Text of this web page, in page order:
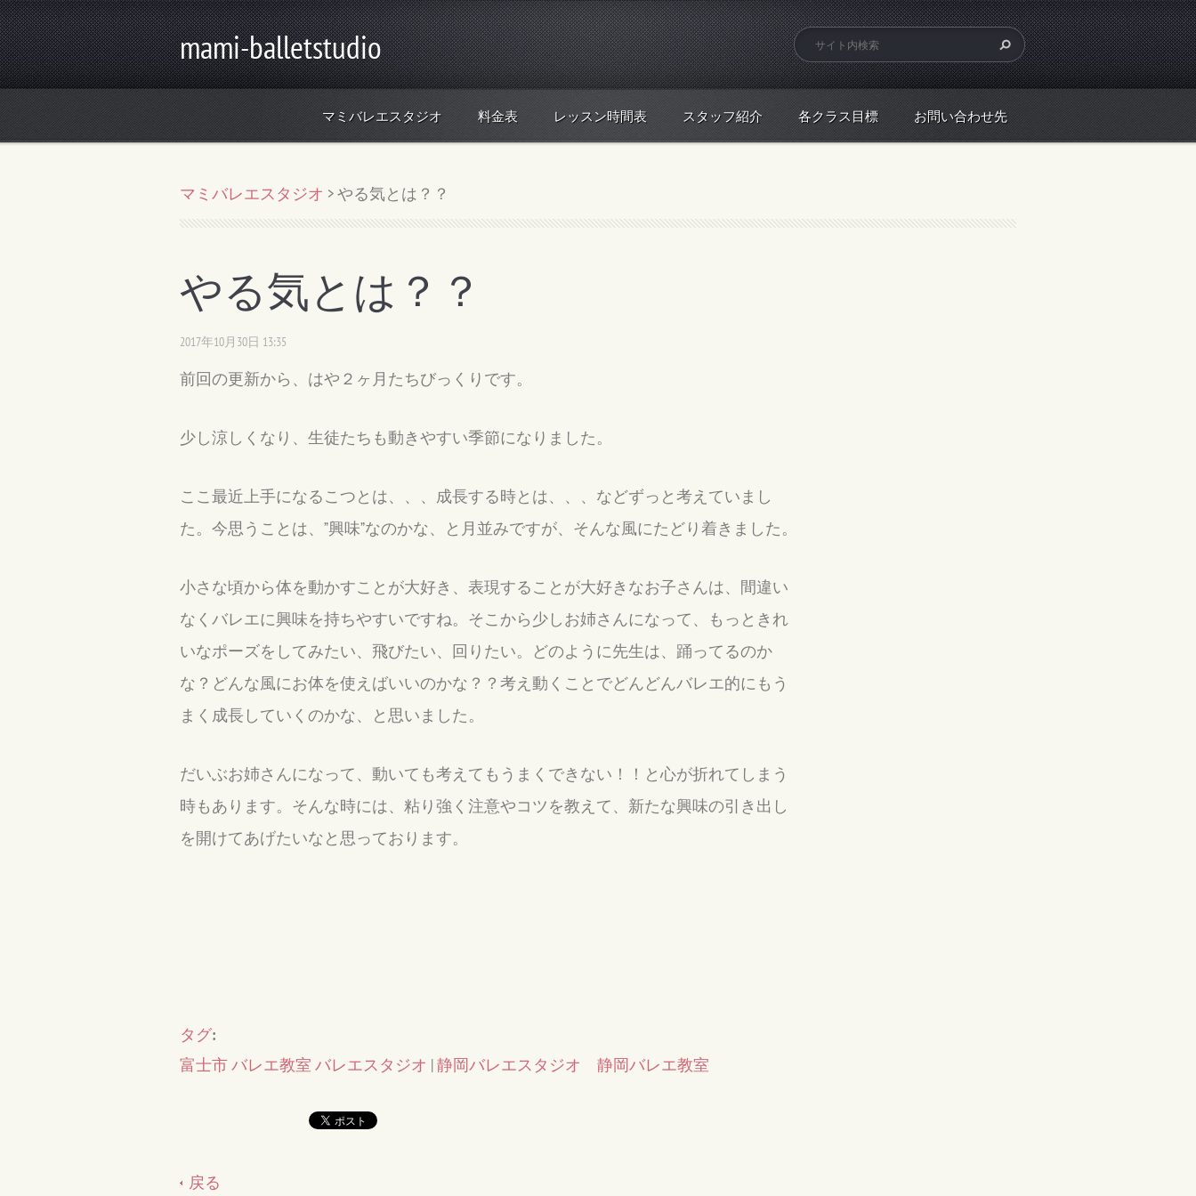
mami-balletstudio
マミバレエスタジオ 料金表 レッスン時間表 スタッフ紹介 各クラス目標 お問い合わせ先
マミバレエスタジオ >やる気とは？？
やる気とは？？
2017年10月30日 13:35
前回の更新から、はや２ヶ月たちびっくりです。
少し涼しくなり、生徒たちも動きやすい季節になりました。
ここ最近上手になるこつとは、、、成長する時とは、、、などずっと考えていまし
た。今思うことは、”興味”なのかな、と月並みですが、そんな風にたどり着きました。
小さな頃から体を動かすことが大好き、表現することが大好きなお子さんは、間違い
なくバレエに興味を持ちやすいですね。そこから少しお姉さんになって、もっときれ
いなポーズをしてみたい、飛びたい、回りたい。どのように先生は、踊ってるのか
な？どんな風にお体を使えばいいのかな？？考え動くことでどんどんバレエ的にもう
まく成長していくのかな、と思いました。
だいぶお姉さんになって、動いても考えてもうまくできない！！と心が折れてしまう
時もあります。そんな時には、粘り強く注意やコツを教えて、新たな興味の引き出し
を開けてあげたいなと思っております。
タグ:
富士市 バレエ教室 バレエスタジオ |静岡バレエスタジオ 静岡バレエ教室
戻る